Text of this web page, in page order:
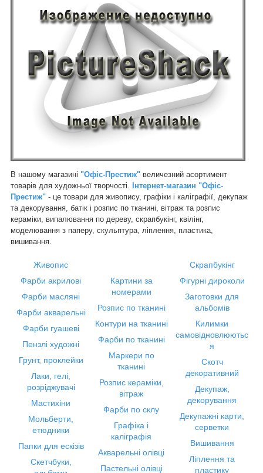
В нашому магазині "Офіс-Престиж" величезний асортимент
товарів для художньої творчості.
Інтернет-магазин "Офіс-
Престиж" - це товари для живопису, графіки і каліграфії, декупаж
та декорування, батік і розпис по тканині, вітраж та розпис
кераміки, випалювання по дереву, скрапбукінг, квілінг,
моделювання з паперу, скульптура, ліплення, пластика,
вишивання.
Живопис
Фарби акрилові
Фарби масляні
Фарби акварельні
Фарби гуашеві
Пензлі художні
Грунт, проклейки
Лаки, гелі,
розріджувачі
Мастихіни
Мольберти,
етюдники
Папки для ескізів
Скетчбуки,
Картини за
номерами
Розпис по тканині
Контури на тканині
Фарби по тканині
Маркери по
тканині
Розпис кераміки,
вітраж
Фарби по склу
Графіка і
каліграфія
Акварельні олівці
Пастельні олівці
Скрапбукінг
Фігурні дироколи
Заготовки для
альбомів
Килимки
самовідновлюютьс
я
Скотч
декоративний
Декупаж,
декорування
Декупажні карти,
серветки
Вишивання
Ліплення та
пластику